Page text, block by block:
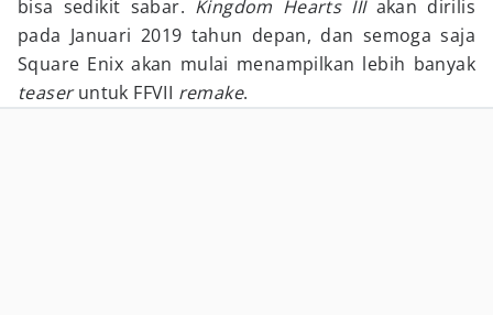
bisa sedikit sabar. Kingdom Hearts III akan dirilis
pada Januari 2019 tahun depan, dan semoga saja
Square Enix akan mulai menampilkan lebih banyak
teaseruntuk FFVII remake.